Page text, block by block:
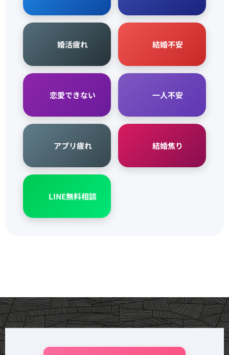
🖤 婚活疲れ ❤️ 結婚不安
💜 恋愛できない 😢 一人不安
📱 アプリ疲れ ⏰ 結婚焦り
📱 LINE無料相談